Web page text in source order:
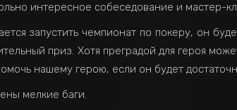
интересное собеседование и мастер-
запустить чемпионат по покеру, он
приз. Хотя преградой для героя
нашему герою, если он будет
мелкие баги.